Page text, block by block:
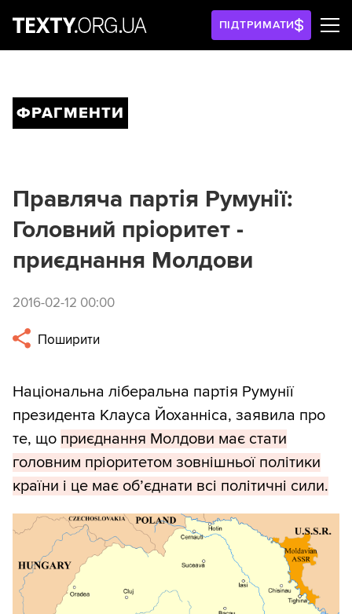
ПІДТРИМАТИ
ФРАГМЕНТИ
Правляча партія Румунії:
Головний пріоритет -
приєднання Молдови
2016-02-12 00:00
Поширити
Національна ліберальна партія Румунії
президента Клауса Йоханніса, заявила про
те, що приєднання Молдови має стати
головним пріоритетом зовнішньої політики
країни і це має обʼєднати всі політичні сили.